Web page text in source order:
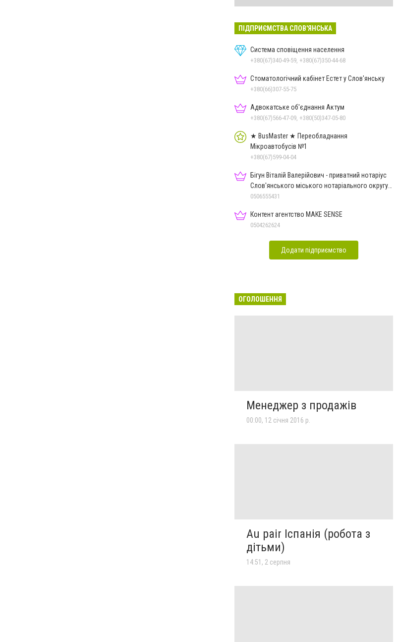
ПІДПРИЄМСТВА СЛОВ'ЯНСЬКА
Система сповіщення населення
+380(67)340-49-59, +380(67)350-44-68
Стоматологічний кабінет Естет у Слов'янську
+380(66)307-55-75
Адвокатське об'єднання Актум
+380(67)566-47-09, +380(50)347-05-80
★ BusMaster ★ Переобладнання
Мікроавтобусів №1
+380(67)599-04-04
Бігун Віталій Валерійович - приватний нотаріус
Слов'янського міського нотаріального округу
Дон.обл.
0506555431
Контент агентство MAKE SENSE
0504262624
Додати підприємство
ОГОЛОШЕННЯ
Менеджер з продажів
00:00, 12 січня 2016 р.
Au pair Іспанія (робота з
дітьми)
14:51, 2 серпня